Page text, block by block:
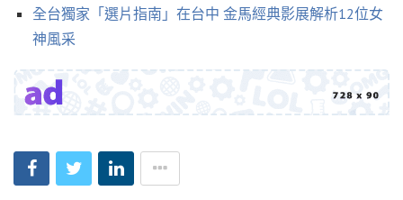
全台獨家「選片指南」在台中 金馬經典影展解析12位女
神風采